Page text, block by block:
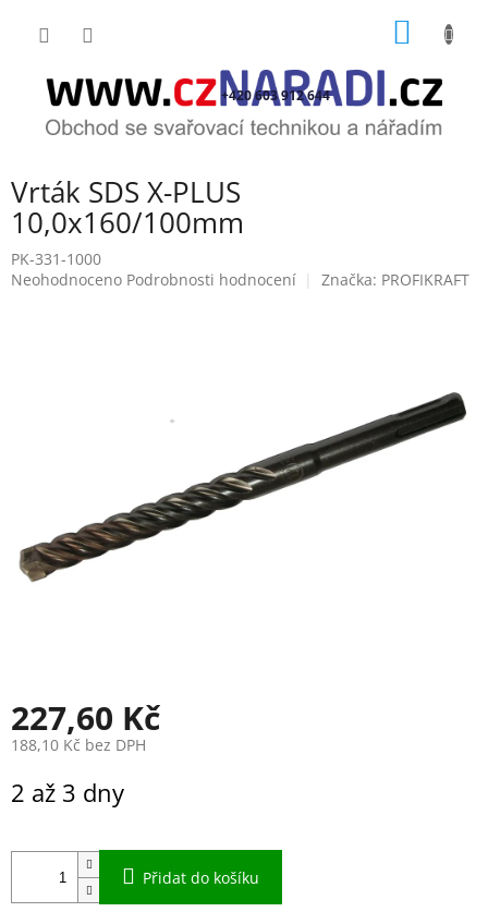
+420 603 912 644
Vrták SDS X-PLUS
10,0x160/100mm
PK-331-1000
Průměrné
Neohodnoceno Podrobnosti hodnocení Značka: PROFIKRAFT
227,60 Kč
188,10 Kč bez DPH
cena:
2 až 3 dny
Přidat do košíku